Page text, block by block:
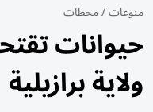
منوعات/محطات
حيوانات
ولاية برازيلية